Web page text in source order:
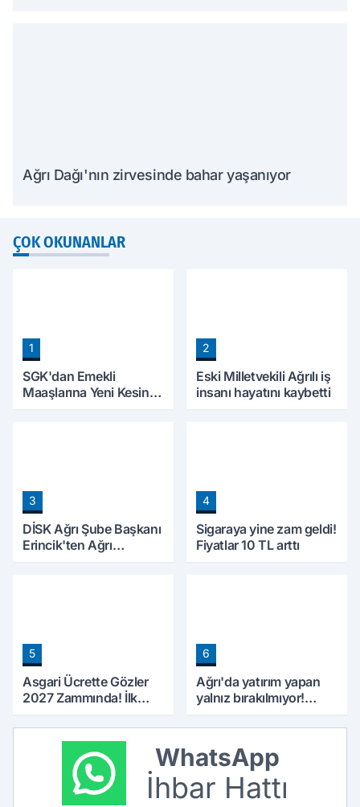
Ağrı Dağı'nın zirvesinde bahar yaşanıyor
ÇOK OKUNANLAR
1
SGK'dan Emekli
Maaşlarına Yeni Kesinti
2
Eski Milletvekili Ağrılı iş
insanı hayatını kaybetti
3
DİSK Ağrı Şube Başkanı
Erincik'ten Ağrı
4
Sigaraya yine zam geldi!
Fiyatlar 10 TL arttı
5
Asgari Ücrette Gözler
2027 Zammında! İlk
Ödeneceği Tarih
Netleşti
6
Ağrı'da yatırım yapan
yalnız bırakılmıyor!
ziyaret
WhatsApp
İhbar Hattı